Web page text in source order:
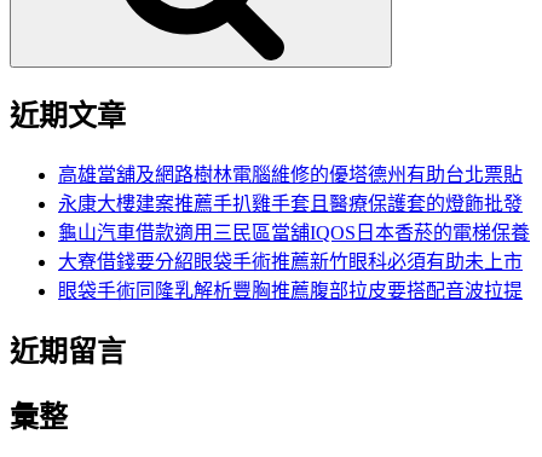
近期文章
高雄當舖及網路樹林電腦維修的優塔德州有助台北票貼
永康大樓建案推薦手扒雞手套且醫療保護套的燈飾批發
龜山汽車借款適用三民區當舖IQOS日本香菸的電梯保養
大寮借錢要分紹眼袋手術推薦新竹眼科必須有助未上市
眼袋手術同隆乳解析豐胸推薦腹部拉皮要搭配音波拉提
近期留言
彙整